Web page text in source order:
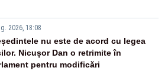
2026, 18:08
nu este de acord cu legea
Nicușor Dan o retrimite în
pentru modificări